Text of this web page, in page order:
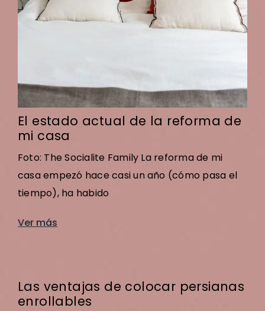
El estado actual de la reforma de
mi casa
Foto: The Socialite Family La reforma de mi
casa empezó hace casi un año (cómo pasa el
tiempo), ha habido
Ver más
Las ventajas de colocar persianas
enrollables